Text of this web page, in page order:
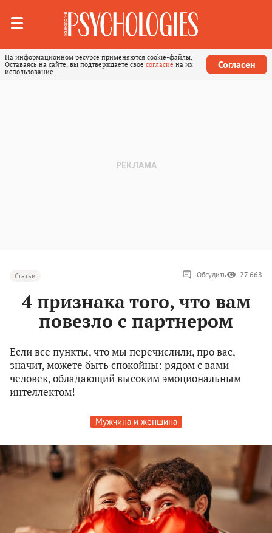
На информационном ресурсе применяются cookie-файлы.
Оставаясь на сайте, вы подтверждаете свое согласие на их
использование.
Согласен
Статьи Обсудить 27 668
4 признака того, что вам
повезло с партнером
Если все пункты, что мы перечислили, про вас,
значит, можете быть спокойны: рядом с вами
человек, обладающий высоким эмоциональным
интеллектом!
Мужчина и женщина